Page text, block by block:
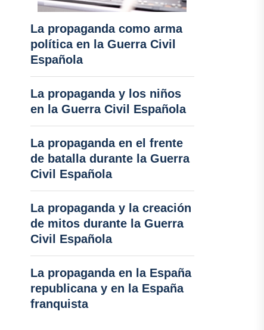
La propaganda como arma
política en la Guerra Civil
Española
La propaganda y los niños
en la Guerra Civil Española
La propaganda en el frente
de batalla durante la Guerra
Civil Española
La propaganda y la creación
de mitos durante la Guerra
Civil Española
La propaganda en la España
republicana y en la España
franquista